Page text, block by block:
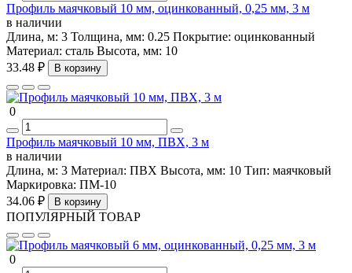
Профиль маячковый 10 мм, оцинкованный, 0,25 мм, 3 м
в наличии
Длина, м: 3 Толщина, мм: 0.25 Покрытие: оцинкованный
Материал: сталь Высота, мм: 10
33.48 ₽
В корзину
0
Профиль маячковый 10 мм, ПВХ, 3 м
в наличии
Длина, м: 3 Материал: ПВХ Высота, мм: 10 Тип: маячковый
Маркировка: ПМ-10
34.06 ₽
В корзину
ПОПУЛЯРНЫЙ ТОВАР
0